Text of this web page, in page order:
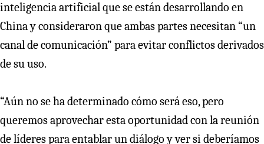
inteligencia artificial que se están desarrollando en
China y consideraron que ambas partes necesitan “un
canal de comunicación” para evitar conflictos derivados
de su uso.
“Aún no se ha determinado cómo será eso, pero
queremos aprovechar esta oportunidad con la reunión
de líderes para entablar un diálogo y ver si deberíamos